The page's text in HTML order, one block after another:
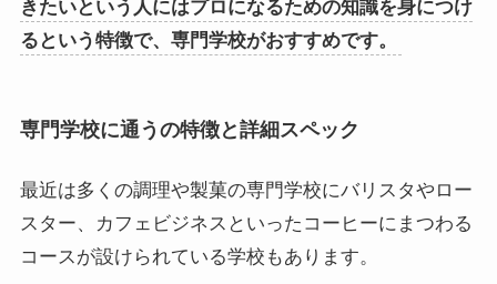
きたいという人にはプロになるための知識を身につけ
るという特徴で、専門学校がおすすめです。
専門学校に通うの特徴と詳細スペック
最近は多くの調理や製菓の専門学校にバリスタやロー
スター、カフェビジネスといったコーヒーにまつわる
コースが設けられている学校もあります。